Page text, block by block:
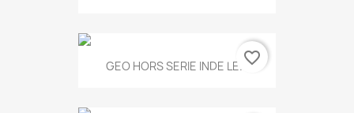
GEO HORS SERIE INDE LE...favorite_border